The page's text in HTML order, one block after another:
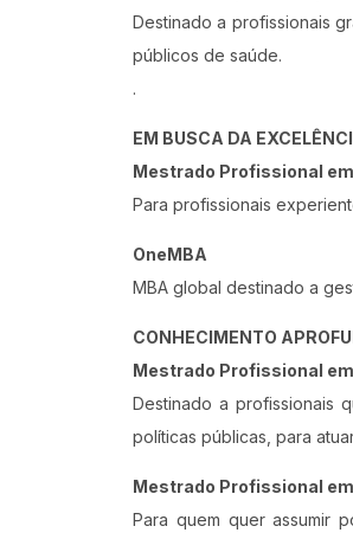
Destinado a profissionais
públicos de saúde.
.
EM BUSCA DA
Mestrado Profissional
Para profissionais
OneMBA
MBA global destinado a
CONHECIMENTO
Mestrado Profissional
Destinado a profissionais
políticas públicas, para
Mestrado Profissional
Para quem quer assumir